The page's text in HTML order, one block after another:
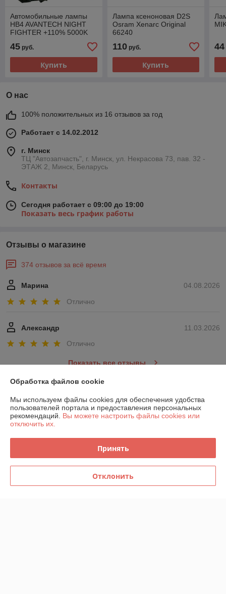
Автомобильные лампы
HB4 AVANTECH NIGHT
FIGHTER +110% 5000K
45 руб.
Купить
Лампа ксеноновая D2S
Osram Xenarc Original
66240
110руб.
Купить
44
О нас
100% положительных из 16 отзывов за год
Работает с 14.02.2012
г. Минск
ТЦ "Автозапчасть", г. Минск, ул. Некрасова 73, пав. 32 -
ЭТАЖ 2, Минск, Беларусь
Контакты
Сегодня работает с 09:00 до 19:00
Показать весь график работы
Отзывы о магазине
374 отзывов за всё время
04.08.2026
Марина
Отлично
11.03.2026
Александр
Отлично
Показать все отзывы
О нас
Контакты
График работы
Обработка файлов cookie
Мы используем файлы cookies для обеспечения удобства
пользователей портала и предоставления персональных
рекомендаций. Вы можете настроить файлы cookies или
отключить их.
Принять
Отклонить